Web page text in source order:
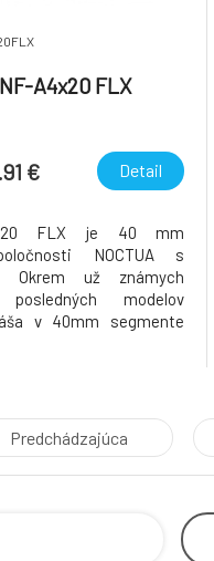
A4x20 FLX
€ Detail
FLX je 40 mm
NOCTUA s
Okrem už známych
modelov
v 40mm segmente
t
Predchádzajúca